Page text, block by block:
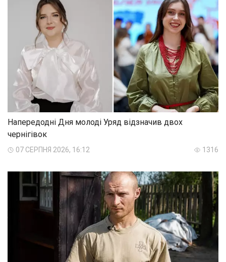
Напередодні Дня молоді Уряд відзначив двох
чернігівок
07 СЕРПНЯ 2026, 16:12 1316